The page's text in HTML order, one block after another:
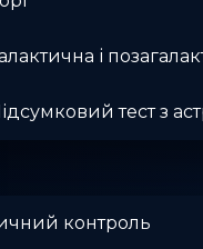
і
тест з
контроль